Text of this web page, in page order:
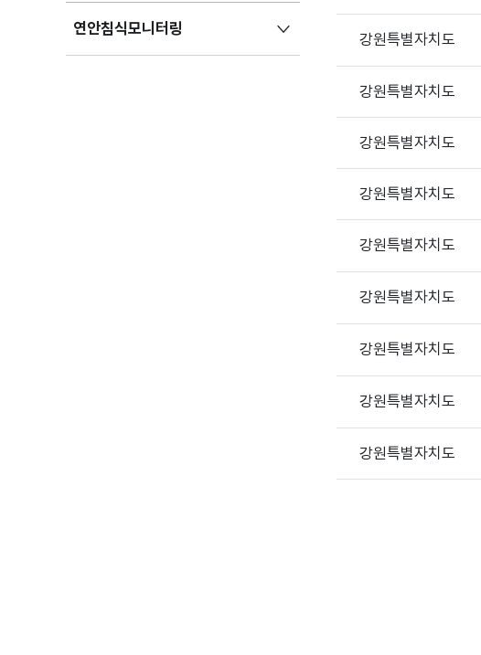
연안침식모니터링
강원특별자치도
강원특별자치도
강원특별자치도
강원특별자치도
강원특별자치도
강원특별자치도
강원특별자치도
강원특별자치도
강원특별자치도